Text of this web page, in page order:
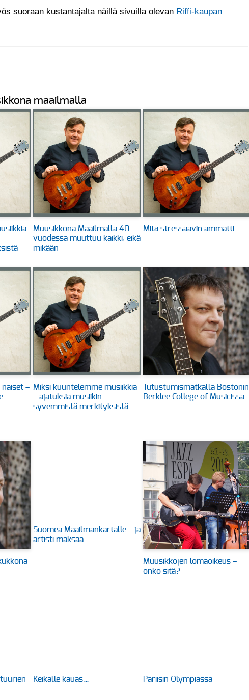
suoraan kustantajalta näillä sivuilla olevan Riffi-kaupan
maailmalla
Muusikkona Maailmalla 40
vuodessa muuttuu kaikki, eikä
mikään
Mitä stressaavin ammatti…
naiset – Miksi kuuntelemme musiikkia
– ajatuksia musiikin
syvemmistä merkityksistä
Tutustumismatkalla Bostonin
Berklee College of Musicissa
Suomea Maailmankartalle – ja
artisti maksaa
Muusikkojen lomaoikeus –
onko sitä?
Keikalle kauas… Pariisin Olympiassa